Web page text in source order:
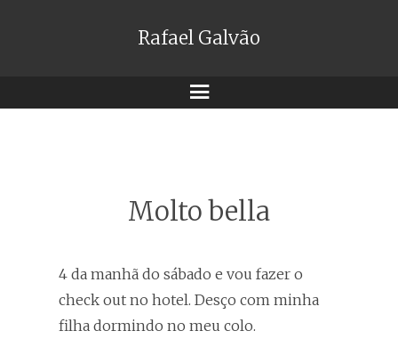
Rafael Galvão
Menu
Molto bella
4 da manhã do sábado e vou fazer o
check out no hotel. Desço com minha
filha dormindo no meu colo.